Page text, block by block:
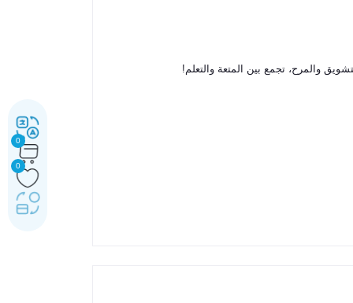
0
0
والمرح، تجمع بين المتعة والتعلم!